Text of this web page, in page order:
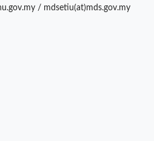
/ mdsetiu(at)mds.gov.my